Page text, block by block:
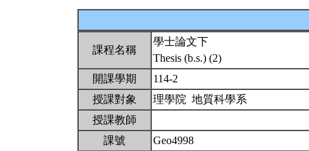
課程名稱
學士論文下
Thesis (b.s.) (2)
開課學期
114-2
授課對象
理學院 地質科學系
授課教師
課號
Geo4998